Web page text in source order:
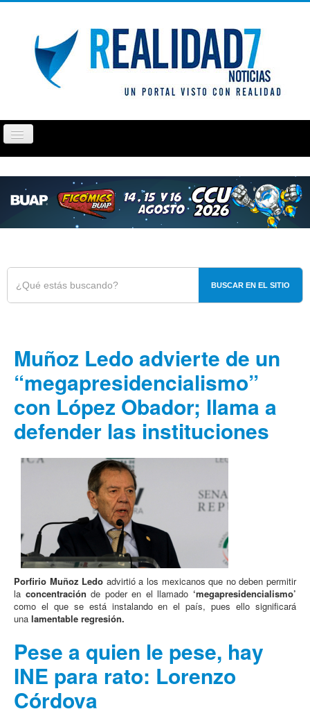
Cambiar
navegación
PUEBLA TLAXCALA OPINIÓN
BUSCAR EN EL SITIO
Muñoz Ledo advierte de un
“megapresidencialismo”
con López Obador; llama a
defender las instituciones
Porfirio Muñoz Ledo advirtió a los mexicanos que no deben permitir
la concentración de poder en el llamado‘megapresidencialismo’
como el que se está instalando en el país, pues ello significará
una lamentable regresión.
Pese a quien le pese, hay
INE para rato: Lorenzo
Córdova